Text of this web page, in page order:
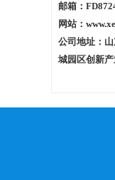
邮箱：
网站：
公司地址：
城园区创新